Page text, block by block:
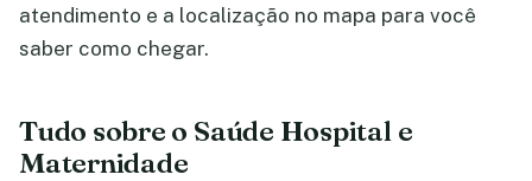
atendimento e a localização no mapa para você
saber como chegar.
Tudo sobre o Saúde Hospital e
Maternidade